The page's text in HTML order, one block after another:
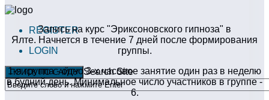
Запись на курс "Эриксоновского гипноза" в
Ялте. Начнется в течение 7 дней после формирования
группы.
1-я группа - одно 3-х часовое занятие один раз в неделю
в будний день. Минимальное число участников в группе -
6.
REGISTER
LOGIN
ПОИСК ПО САЙТУ Search Site